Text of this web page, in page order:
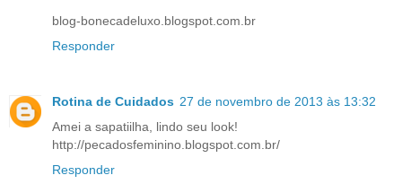
blog-bonecadeluxo.blogspot.com.br
Responder
Rotina de Cuidados 27 de novembro de 2013 às 13:32
Amei a sapatiilha, lindo seu look!
http://pecadosfeminino.blogspot.com.br/
Responder